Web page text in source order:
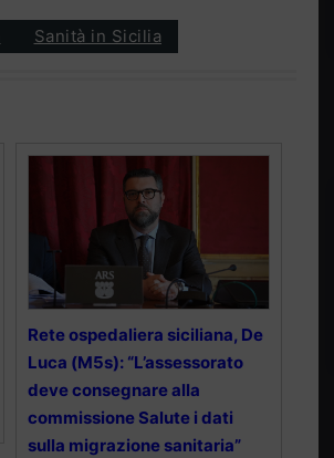
Sanità in Sicilia
Rete ospedaliera siciliana, De
Luca (M5s): “L’assessorato
deve consegnare alla
commissione Salute i dati
sulla migrazione sanitaria”